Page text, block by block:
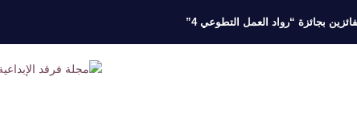
بجائزة “رواد العمل التطوعي 4”
مهرجان الأطاولة التراثي يجمع الشاعر عبدالواحد بجمهوره